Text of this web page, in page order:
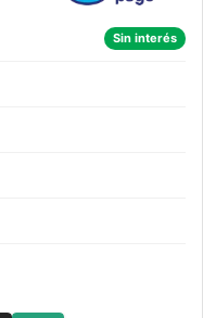
Sin interés